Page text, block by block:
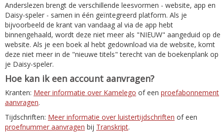
Anderslezen brengt de verschillende leesvormen - website, app en
Daisy-speler - samen in één geïntegreerd platform. Als je
bijvoorbeeld de krant van vandaag al via de app hebt
binnengehaald, wordt deze niet meer als "NIEUW" aangeduid op de
website. Als je een boek al hebt gedownload via de website, komt
deze niet meer in de "nieuwe titels" terecht van de boekenplank op
je Daisy-speler.
Hoe kan ik een account aanvragen?
Kranten: Meer informatie over Kamelego of een proefabonnement
aanvragen.
Tijdschriften: Meer informatie over luistertijdschriften of een
proefnummer aanvragen bij Transkript.